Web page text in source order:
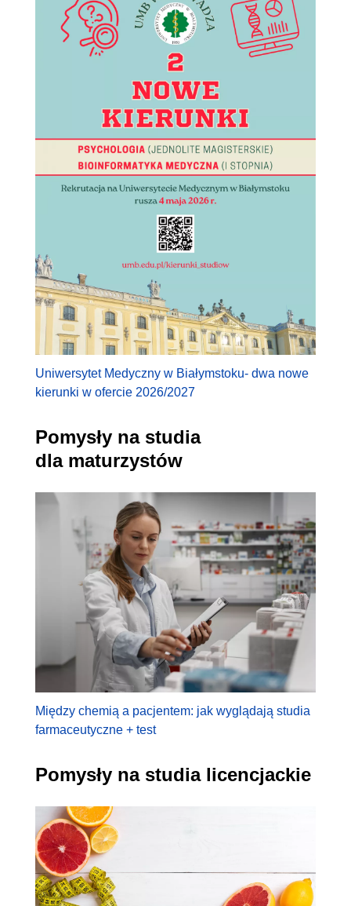
Uniwersytet Medyczny w Białymstoku- dwa nowe
kierunki w ofercie 2026/2027
Pomysły na studia
dla maturzystów
Między chemią a pacjentem: jak wyglądają studia
farmaceutyczne + test
Pomysły na studia licencjackie